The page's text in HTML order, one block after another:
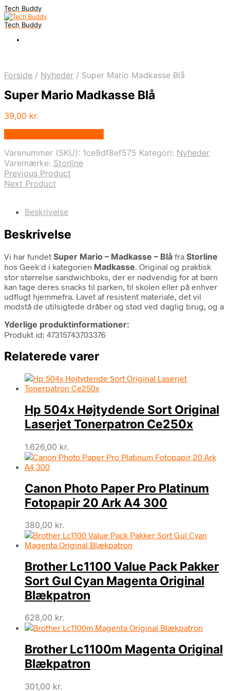
Tech Buddy
Tech Buddy
Forside / Nyheder / Super Mario Madkasse Blå
Super Mario Madkasse Blå
39,00 kr.
Varenummer (SKU): 1ce9df8ef575 Kategori: Nyheder
Varemærke: Storline
Previous Product
Next Product
Beskrivelse
Beskrivelse
Vi har fundet Super Mario – Madkasse – Blå fra Storline
hos Geek´d i kategorien Madkasse. Original og praktisk
stor størrelse sandwichboks, der er nødvendig for at børn
kan tage deres snacks til parken, til skolen eller på enhver
udflugt hjemmefra. Lavet af resistent materiale, det vil
modstå de utilsigtede dråber og stød ved daglig brug, og a
Yderlige produktinformationer:
Produkt id: 47315743703376
Relaterede varer
Hp 504x Højtydende Sort Original
Laserjet Tonerpatron Ce250x
1.626,00 kr.
Canon Photo Paper Pro Platinum
Fotopapir 20 Ark A4 300
380,00 kr.
Brother Lc1100 Value Pack Pakker
Sort Gul Cyan Magenta Original
Blækpatron
628,00 kr.
Brother Lc1100m Magenta Original
Blækpatron
301,00 kr.